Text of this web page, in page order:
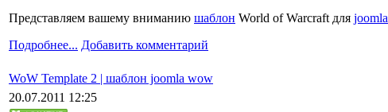
Представляем вашему вниманию шаблон World of Warcraft для joomla
Подробнее... Добавить комментарий
WoW Template 2 | шаблон joomla wow
20.07.2011 12:25